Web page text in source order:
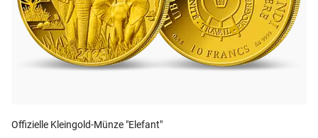
Offizielle Kleingold-Münze "Elefant"